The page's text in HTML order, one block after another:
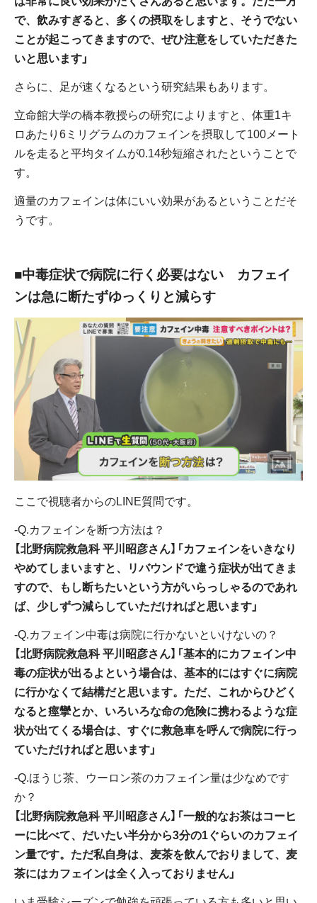
で、飲みすぎると、多くの摂取をしますと、そうでない
ことが起こってきますので、ぜひ注意をしていただきた
いと思います」
さらに、足が速くなるという研究結果もあります。
立命館大学の橋本教授らの研究によりますと、体重1キ
ロあたり6ミリグラムのカフェインを摂取して100メート
ルを走ると平均タイムが0.14秒短縮されたということで
す。
適量のカフェインは体にいい効果があるということだそ
うです。
■中毒症状で病院に行く必要はない カフェイ
ンは急に断たずゆっくりと減らす
ここで視聴者からのLINE質問です。
‐Q.カフェインを断つ方法は？
【北野病院救急科 平川昭彦さん】「カフェインをいきなり
やめてしまいますと、リバウンドで違う症状が出てきま
すので、もし断ちたいという方がいらっしゃるのであれ
ば、少しずつ減らしていただければと思います」
‐Q.カフェイン中毒は病院に行かないといけないの？
【北野病院救急科 平川昭彦さん】「基本的にカフェイン中
毒の症状が出るよという場合は、基本的にはすぐに病院
に行かなくて結構だと思います。ただ、これからひどく
なると痙攣とか、いろいろな命の危険に携わるような症
状が出てくる場合は、すぐに救急車を呼んで病院に行っ
ていただければと思います」
‐Q.ほうじ茶、ウーロン茶のカフェイン量は少なめです
か？
【北野病院救急科 平川昭彦さん】「一般的なお茶はコーヒ
ーに比べて、だいたい半分から3分の1ぐらいのカフェイ
ン量です。ただ私自身は、麦茶を飲んでおりまして、麦
茶にはカフェインは全く入っておりません」